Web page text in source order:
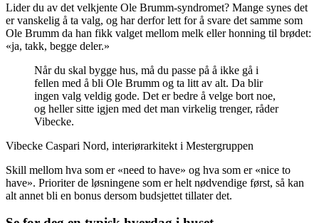
Lider du av det velkjente Ole Brumm-syndromet? Mange synes det
er vanskelig å ta valg, og har derfor lett for å svare det samme som
Ole Brumm da han fikk valget mellom melk eller honning til brødet:
«ja, takk, begge deler.»
Når du skal bygge hus, må du passe på å ikke gå i
fellen med å bli Ole Brumm og ta litt av alt. Da blir
ingen valg veldig gode. Det er bedre å velge bort noe,
og heller sitte igjen med det man virkelig trenger, råder
Vibecke.
Vibecke Caspari Nord, interiørarkitekt i Mestergruppen
Skill mellom hva som er «need to have» og hva som er «nice to
have». Prioriter de løsningene som er helt nødvendige først, så kan
alt annet bli en bonus dersom budsjettet tillater det.